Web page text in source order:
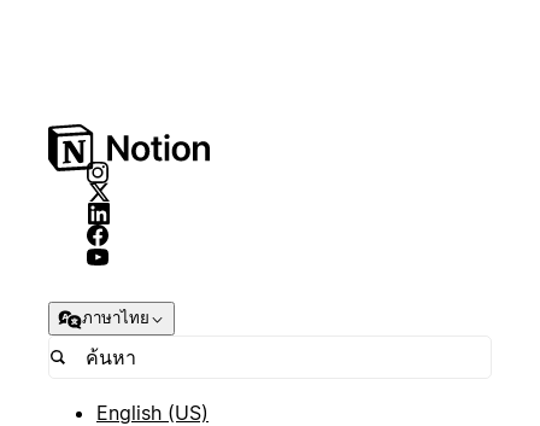
ภาษาไทย
English (US)